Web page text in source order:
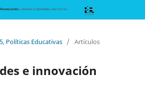
Políticas Educativas / Artículos
e innovación